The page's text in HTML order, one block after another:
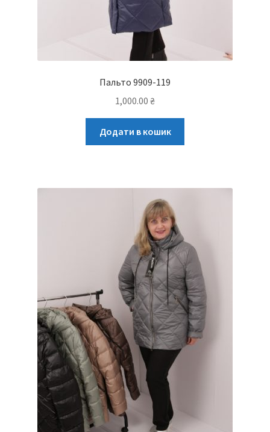
Пальто 9909-119
1,000.00 ₴
Додати в кошик